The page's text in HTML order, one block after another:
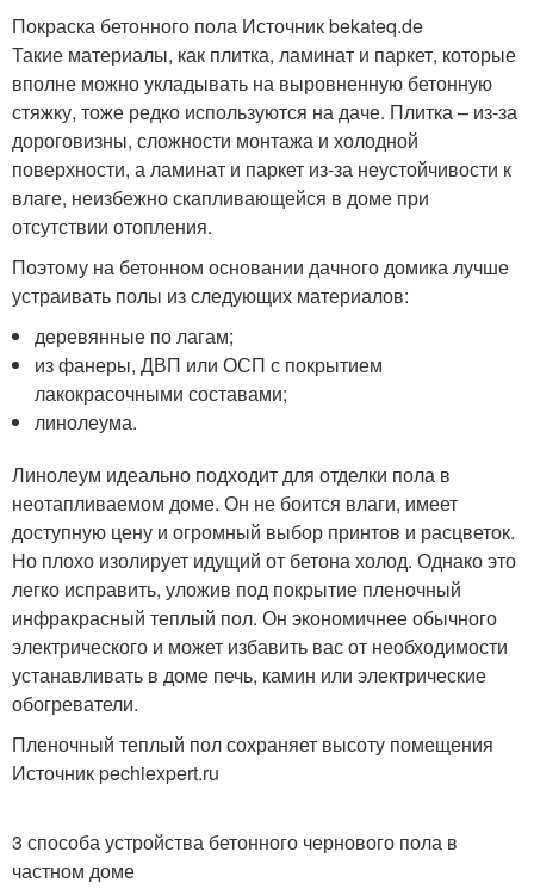
Покраска бетонного пола Источник bekateq.de
Такие материалы, как плитка, ламинат и паркет, которые
вполне можно укладывать на выровненную бетонную
стяжку, тоже редко используются на даче. Плитка – из-за
дороговизны, сложности монтажа и холодной
поверхности, а ламинат и паркет из-за неустойчивости к
влаге, неизбежно скапливающейся в доме при
отсутствии отопления.
Поэтому на бетонном основании дачного домика лучше
устраивать полы из следующих материалов:
деревянные по лагам;
из фанеры, ДВП или ОСП с покрытием
лакокрасочными составами;
линолеума.
Линолеум идеально подходит для отделки пола в
неотапливаемом доме. Он не боится влаги, имеет
доступную цену и огромный выбор принтов и расцветок.
Но плохо изолирует идущий от бетона холод. Однако это
легко исправить, уложив под покрытие пленочный
инфракрасный теплый пол. Он экономичнее обычного
электрического и может избавить вас от необходимости
устанавливать в доме печь, камин или электрические
обогреватели.
Пленочный теплый пол сохраняет высоту помещения
Источник pechiexpert.ru
3 способа устройства бетонного чернового пола в
частном доме